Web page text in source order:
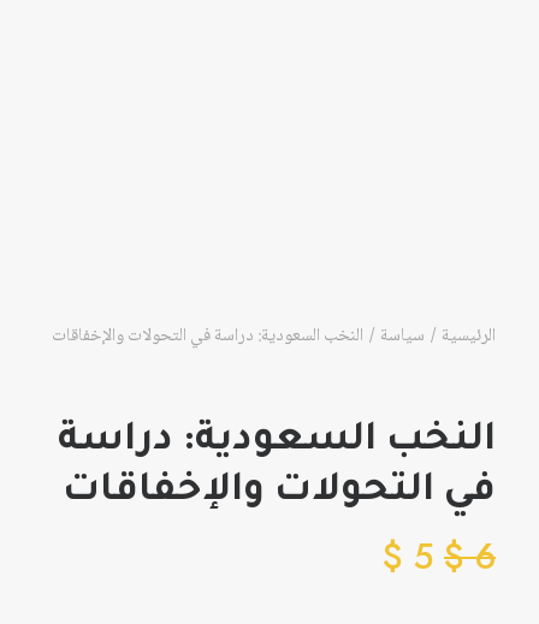
الرئيسية سياسة النخب السعودية: دراسة في التحولات والإخفاقات
النخب السعودية: دراسة
في التحولات والإخفاقات
6
$
5
$